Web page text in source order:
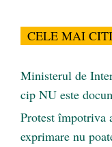
CELE MAI
Ministerul de
cip NU este
Protest împotriva
exprimare nu